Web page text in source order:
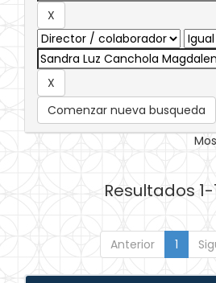
Comenzar nueva busqueda
Resultados 1-
Anterior 1